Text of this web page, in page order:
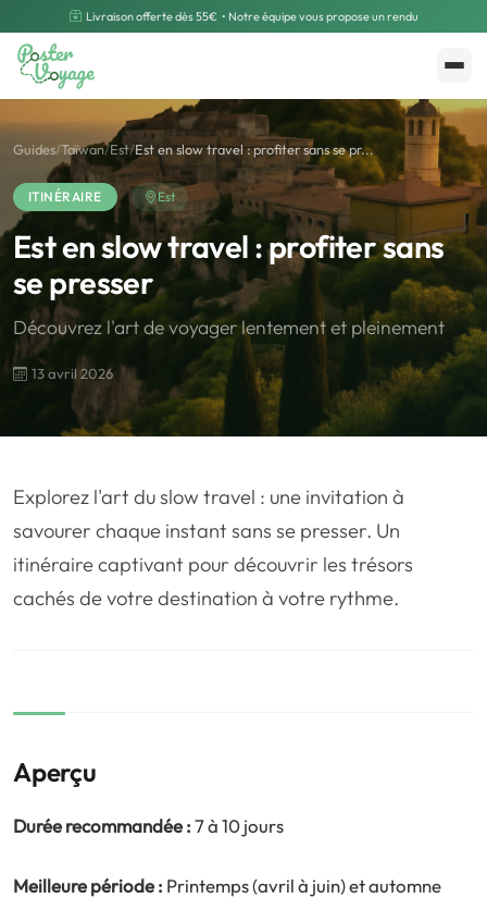
Livraison offerte dès 55€ • Notre équipe vous propose un rendu
Créer mon souvenir Polarsteps
❤️ Voyage de noce 🥾 Randonnées
Croisière 🎢 Parc d'attraction
Guides/Taïwan/Est/Est en slow travel : profiter sans se pr...
ITINÉRAIRE Est
Est en slow travel : profiter sans
se presser
Découvrez l'art de voyager lentement et pleinement
13 avril 2026
Explorez l'art du slow travel : une invitation à
savourer chaque instant sans se presser. Un
itinéraire captivant pour découvrir les trésors
cachés de votre destination à votre rythme.
Aperçu
Durée recommandée :7 à 10 jours
Meilleure période : Printemps (avril à juin) et automne